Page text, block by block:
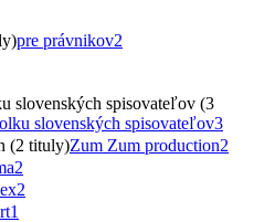
pre právnikov2
slovenských spisovateľov (3
slovenských spisovateľov3
(2 tituly)Zum Zum production2
2
2
1